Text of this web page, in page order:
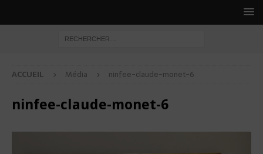
ACCUEIL Média ninfee-claude-monet-6
ninfee-claude-monet-6